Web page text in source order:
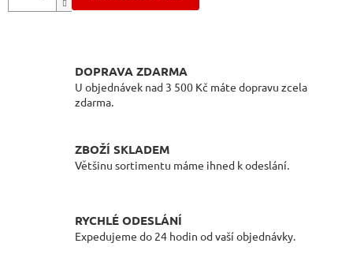
DOPRAVA ZDARMA
U objednávek nad 3 500 Kč máte dopravu zcela
zdarma.
ZBOŽÍ SKLADEM
Většinu sortimentu máme ihned k odeslání.
RYCHLÉ ODESLÁNÍ
Expedujeme do 24 hodin od vaší objednávky.